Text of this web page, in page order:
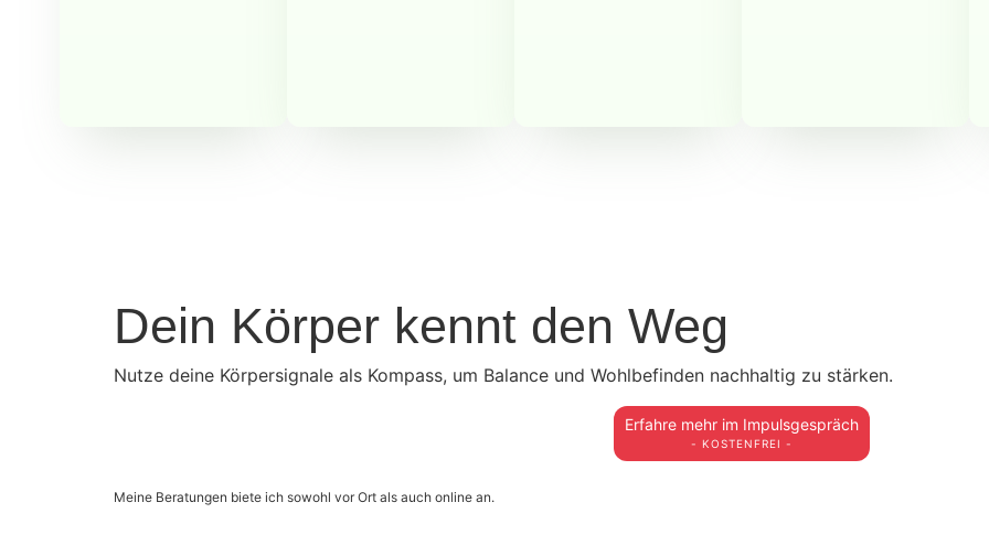
Dein Körper kennt den Weg
Nutze deine Körpersignale als Kompass, um Balance und Wohlbefinden nachhaltig zu stärken.
Erfahre mehr im Impulsgespräch
- KOSTENFREI -
Meine Beratungen biete ich sowohl vor Ort als auch online an.